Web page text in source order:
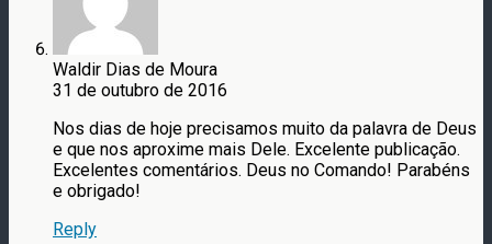
Waldir Dias de Moura
31 de outubro de 2016
Nos dias de hoje precisamos muito da palavra de Deus
e que nos aproxime mais Dele. Excelente publicação.
Excelentes comentários. Deus no Comando! Parabéns
e obrigado!
Reply